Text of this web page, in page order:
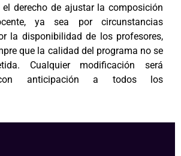
el derecho de ajustar la composición
ya sea por circunstancias
la disponibilidad de los profesores,
que la calidad del programa no se
Cualquier modificación será
con anticipación a todos los